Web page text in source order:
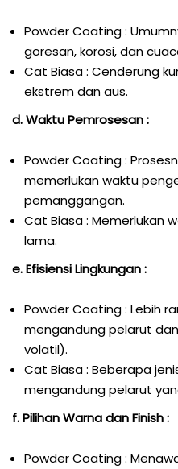
Powder Coating :
goresan, korosi, dan
Cat Biasa : Cenderung
ekstrem dan aus.
d. Waktu Pemrosesan :
Powder Coating :
memerlukan waktu
pemanggangan.
Cat Biasa : Memerlukan
lama.
e. Efisiensi Lingkungan :
Powder Coating : Lebih
mengandung pelarut
volatil).
Cat Biasa : Beberapa
mengandung pelarut
f. Pilihan Warna dan Finish :
Powder Coating :